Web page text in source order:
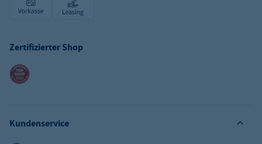
Zertifizierter Shop
Kundenservice